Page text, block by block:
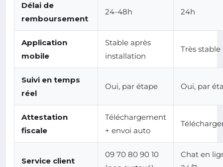
Délai de
remboursement
24-48h 24h
Application
mobile
Stable après
installation
Très stable
Suivi en temps
réel
Oui, par étape Oui, par
Attestation
fiscale
Téléchargement
+ envoi auto
Service client
09 70 80 90 10
Chat en